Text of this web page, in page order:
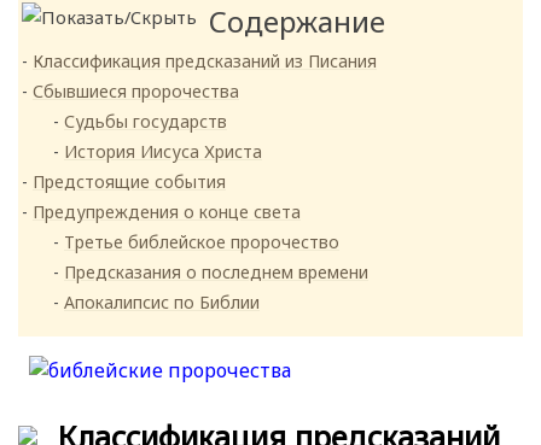
Содержание
Классификация предсказаний из Писания
Сбывшиеся пророчества
Судьбы государств
История Иисуса Христа
Предстоящие события
Предупреждения о конце света
Третье библейское пророчество
Предсказания о последнем времени
Апокалипсис по Библии